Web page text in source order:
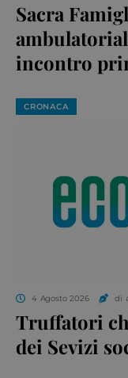
Sacra
incontro
CRONACA
4 Agosto 2026 di
Truffatori
dei Sevizi